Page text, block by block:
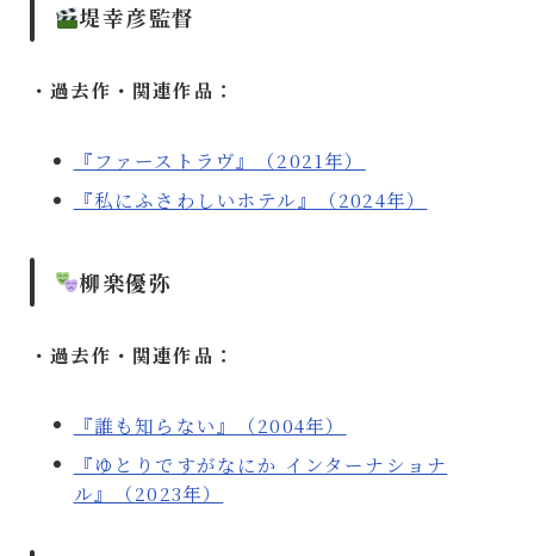
堤幸彦監督
・過去作・関連作品：
『ファーストラヴ』（2021年）
『私にふさわしいホテル』（2024年）
柳楽優弥
・過去作・関連作品：
『誰も知らない』（2004年）
『ゆとりですがなにか インターナショナ
ル』（2023年）